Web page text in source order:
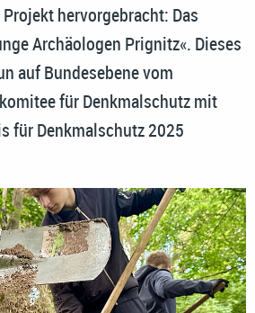
hervorgebracht: Das
Archäologen Prignitz«. Dieses
auf Bundesebene vom
für Denkmalschutz mit
für Denkmalschutz 2025